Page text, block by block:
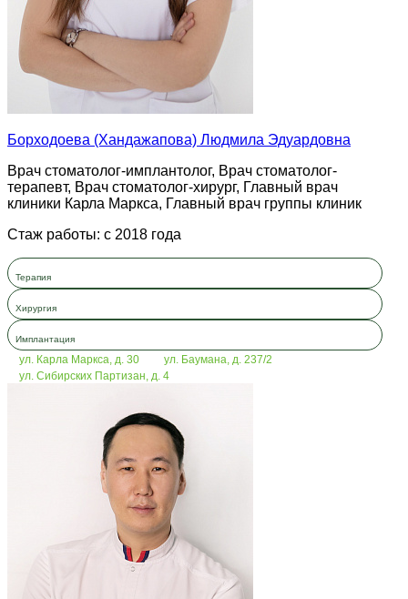
Борходоева (Хандажапова) Людмила Эдуардовна
Врач стоматолог-имплантолог, Врач стоматолог-
терапевт, Врач стоматолог-хирург, Главный врач
клиники Карла Маркса, Главный врач группы клиник
Стаж работы: с 2018 года
Терапия
Хирургия
Имплантация
ул. Карла Маркса, д. 30
ул. Баумана, д. 237/2
ул. Сибирских Партизан, д. 4